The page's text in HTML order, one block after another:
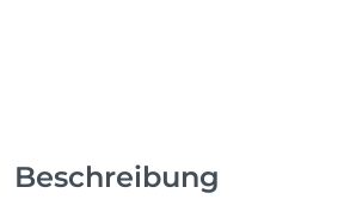
Beschreibung